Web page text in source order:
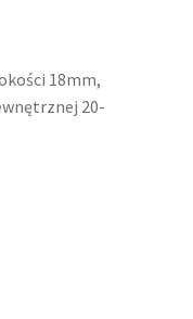
18mm,
20-